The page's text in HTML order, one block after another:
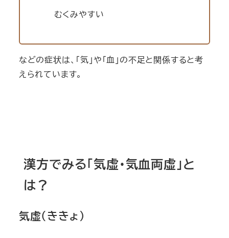
むくみやすい
などの症状は、「気」や「血」の不足と関係すると考
えられています。
漢方でみる「気虚・気血両虚」と
は？
気虚（ききょ）